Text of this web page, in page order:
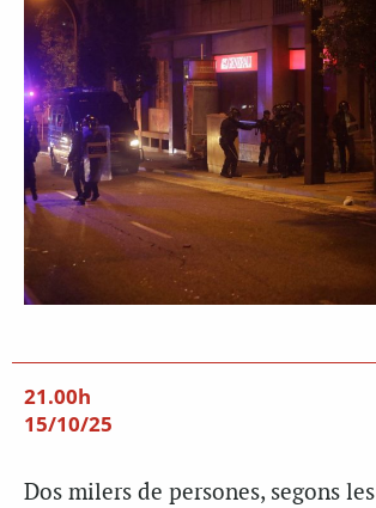
21.00h
15/10/25
Dos milers de persones, segons les